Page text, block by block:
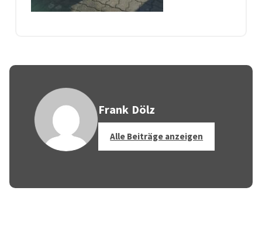
Frank Dölz
Alle Beiträge anzeigen